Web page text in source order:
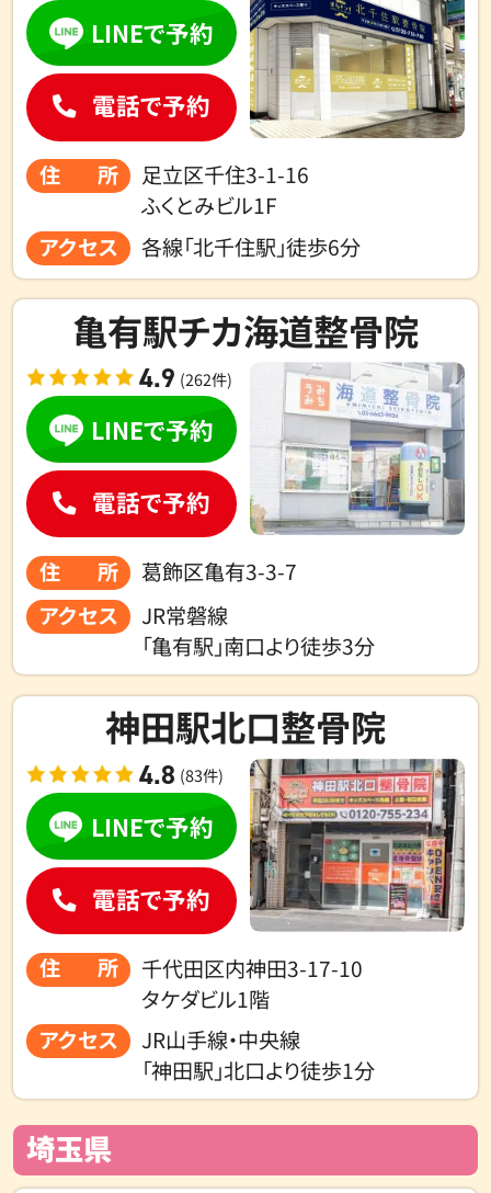
住所
足立区千住3-1-16
ふくとみビル1F
アクセス
各線「北千住駅」徒歩6分
LINEで予約
電話で予約
亀有駅チカ海道整骨院
4.9 (262件)
住所
葛飾区亀有3-3-7
アクセス
JR常磐線
「亀有駅」南口より徒歩3分
LINEで予約
電話で予約
神田駅北口整骨院
4.8 (83件)
住所
千代田区内神田3-17-10
タケダビル1階
アクセス
JR山手線・中央線
「神田駅」北口より徒歩1分
LINEで予約
電話で予約
埼玉県